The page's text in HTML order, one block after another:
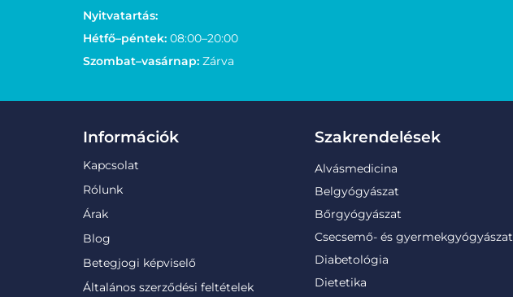
Nyitvatartás:
Hétfő–péntek: 08:00–20:00
Szombat–vasárnap: Zárva
Információk
Kapcsolat
Rólunk
Árak
Blog
Betegjogi képviselő
Általános szerződési feltételek
Szakrendelések
Alvásmedicina
Belgyógyászat
Bőrgyógyászat
Csecsemő- és gyermekgyógyászat
Diabetológia
Dietetika